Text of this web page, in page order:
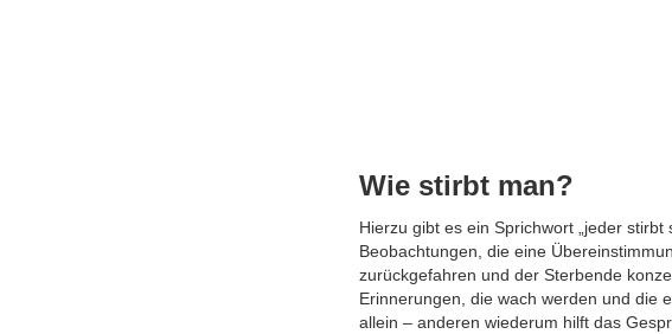
Wie stirbt man?
Hierzu gibt es ein Sprichwort „jeder
Beobachtungen, die eine
zurückgefahren und der Sterbende
Erinnerungen, die wach werden und die
allein – anderen wiederum hilft das